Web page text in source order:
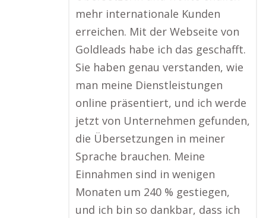
mehr internationale Kunden
erreichen. Mit der Webseite von
Goldleads habe ich das geschafft.
Sie haben genau verstanden, wie
man meine Dienstleistungen
online präsentiert, und ich werde
jetzt von Unternehmen gefunden,
die Übersetzungen in meiner
Sprache brauchen. Meine
Einnahmen sind in wenigen
Monaten um 240 % gestiegen,
und ich bin so dankbar, dass ich